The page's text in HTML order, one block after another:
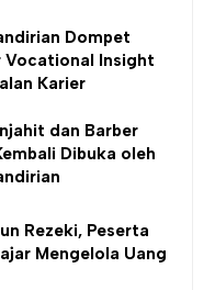
Dompet
Vocational Insight
Karier
dan Barber
Dibuka oleh
Rezeki, Peserta
Mengelola Uang